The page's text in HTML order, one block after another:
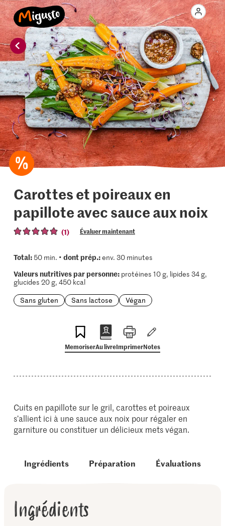
Carottes et poireaux en
papillote avec sauce aux noix
(1) Évaluer maintenant
Total:50 min. • dont prép.:env. 30 minutes
Valeurs nutritives par personne:protéines 10 g, lipides 34 g,
glucides 20 g, 450 kcal
Sans gluten
Sans lactose Végan
MemoriserAu livreImprimerNotes
Cuits en papillote sur le gril, carottes et poireaux
s’allient ici à une sauce aux noix pour régaler en
garniture ou constituer un délicieux mets végan.
Ingrédients Préparation Évaluations
Ingrédients